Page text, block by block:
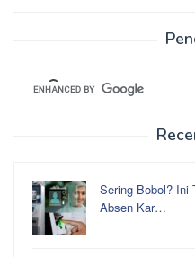
Sering Bobol? Ini
Absen Kar…